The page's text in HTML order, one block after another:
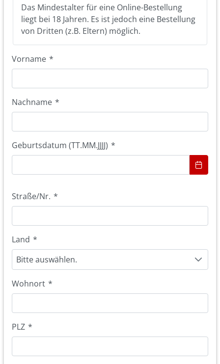
Das Mindestalter für eine Online-Bestellung
liegt bei 18 Jahren. Es ist jedoch eine Bestellung
von Dritten (z.B. Eltern) möglich.
Vorname *
Nachname *
Geburtsdatum (TT.MM.JJJJ) *
Straße/Nr. *
Land *
Bitte auswählen.
Wohnort *
PLZ *